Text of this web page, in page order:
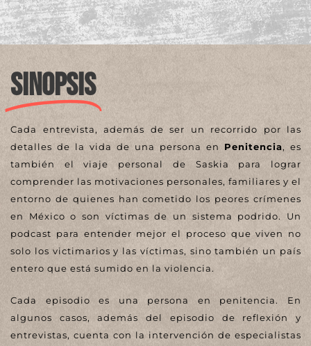
SINOPSIS
Cada entrevista, además de ser un recorrido por las
detalles de la vida de una persona en Penitencia, es
también el viaje personal de Saskia para lograr
comprender las motivaciones personales, familiares y el
entorno de quienes han cometido los peores crímenes
en México o son víctimas de un sistema podrido. Un
podcast para entender mejor el proceso que viven no
solo los victimarios y las víctimas, sino también un país
entero que está sumido en la violencia.
Cada episodio es una persona en penitencia. En
algunos casos, además del episodio de reflexión y
entrevistas, cuenta con la intervención de especialistas